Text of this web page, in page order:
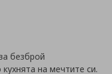
безброй
на мечтите си.